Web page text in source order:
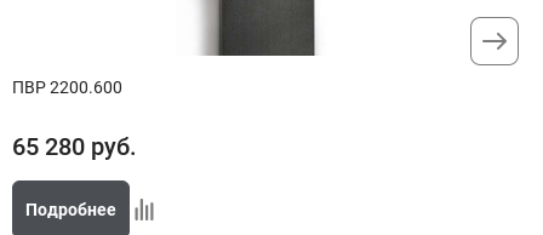
ПВР 2200.600
65 280 руб.
Подробнее